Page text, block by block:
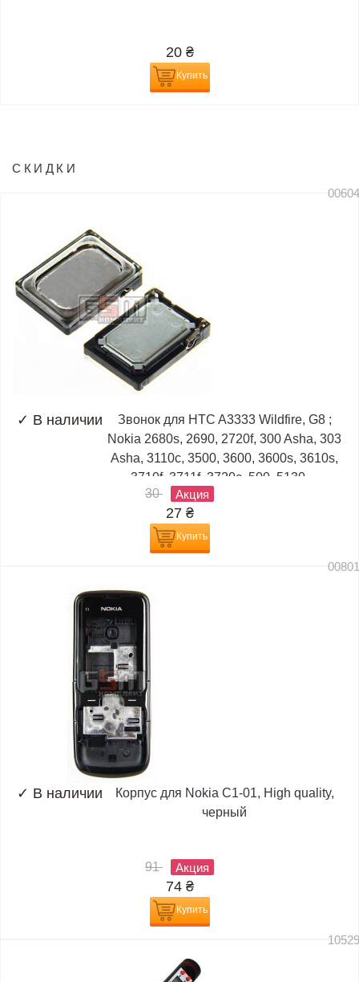
20 ₴
Купить
СКИДКИ
✓ В наличии
Звонок для HTC A3333 Wildfire, G8 ;
Nokia 2680s, 2690, 2720f, 300 Asha, 303
Asha, 3110c, 3500, 3600, 3600s, 3610s,
3710f, 3711f, 3720c, 500, 5130,...
30
Акция
27 ₴
Купить
✓ В наличии
Корпус для Nokia C1-01, High quality,
черный
91 Акция
74 ₴
Купить